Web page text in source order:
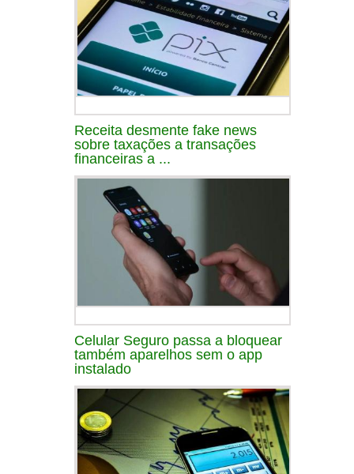
Receita desmente fake news
sobre taxações a transações
financeiras a ...
Celular Seguro passa a bloquear
também aparelhos sem o app
instalado